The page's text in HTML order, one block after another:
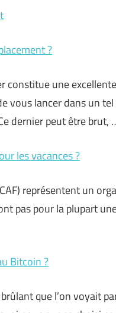
?
constitue une
vous lancer dans un
dernier peut être brut,
les vacances ?
représentent un
pas pour la plupart
Bitcoin ?
que l’on voyait